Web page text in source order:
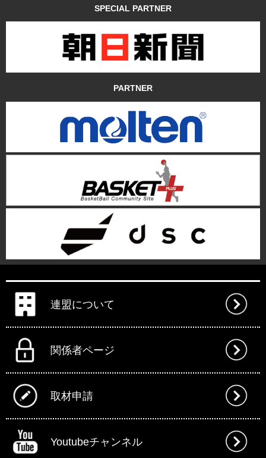
SPECIAL PARTNER
PARTNER
連盟について
関係者ページ
取材申請
Youtubeチャンネル